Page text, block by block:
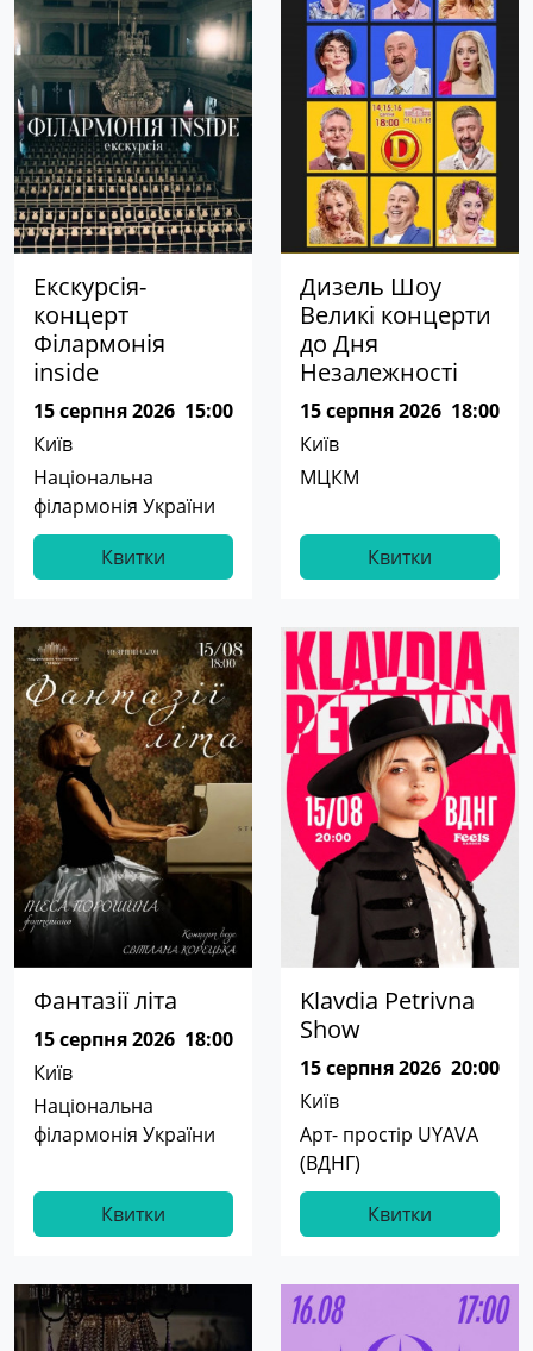
Екскурсія-
концерт
Філармонія
inside
15 серпня 2026 15:00
Київ
Національна
філармонія України
Квитки
Дизель Шоу
Великі концерти
до Дня
Незалежності
15 серпня 2026 18:00
Київ
МЦКМ
Квитки
Фантазії літа
15 серпня 2026 18:00
Київ
Національна
філармонія України
Квитки
Klavdia Petrivna
Show
15 серпня 2026 20:00
Київ
Арт- простір UYAVA
(ВДНГ)
Квитки